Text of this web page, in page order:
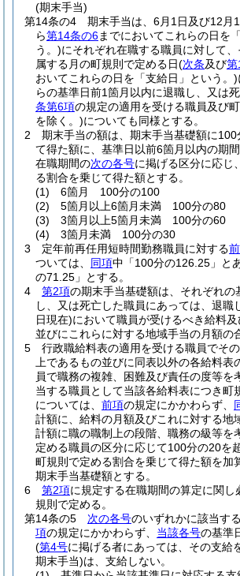
(期末手当)
第14条の4
期末手当は、6月1日及び12月
ら第14条の6までにおいてこれらの日を
う。)にそれぞれ在職する職員に対して
属する月の町規則で定める日(次条及び第
おいてこれらの日を「支給日」という。)
らの基準日前1箇月以内に退職し、又は
条第6項の規定の適用を受ける職員及び
を除く。)についても同様とする。
2
期末手当の額は、期末手当基礎額に
て得た額に、基準日以前6箇月以内の期
在職期間の次の各号に掲げる区分に応じ、
る割合を乗じて得た額とする。
(1)
6箇月 100分の100
(2)
5箇月以上6箇月未満 100分の80
(3)
3箇月以上5箇月未満 100分の60
(4)
3箇月未満 100分の30
3
定年前再任用短時間勤務職員に対する
ついては、 同項中「100分の126.25」と
の71.25」とする。
4
第2項の期末手当基礎額は、それぞれの
し、又は死亡した職員にあっては、退職
日現在)において職員が受けるべき給料
並びにこれらに対する地域手当の月額の
5
行政職給料表の適用を受ける職員でそ
上であるもの並びに同表以外の各給料表
員で職務の複雑、困難及び責任の度等を
当する職員として当該各給料表につき町
については、 前項の規定にかかわらず、
計額に、給料の月額及びこれに対する地
計額に職の職制上の段階、職務の級等を
定める職員の区分に応じて100分の20を
町規則で定める割合を乗じて得た額を加
期末手当基礎額とする。
6
第2項に規定する在職期間の算定に関し
規則で定める。
第14条の5
次の各号のいずれかに該当する
項の規定にかかわらず、 当該各号の基準
(第4号に掲げる者にあっては、その支給
期末手当)は、支給しない。